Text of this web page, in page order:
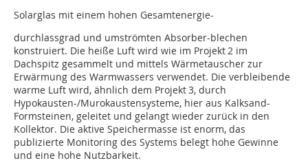
Solarglas mit einem hohen Gesamtenergie-
durchlassgrad und umströmten Absorber-blechen
konstruiert. Die heiße Luft wird wie im Projekt 2 im
Dachspitz gesammelt und mittels Wärmetauscher zur
Erwärmung des Warmwassers verwendet. Die verbleibende
warme Luft wird, ähnlich dem Projekt 3, durch
Hypokausten-/Murokaustensysteme, hier aus Kalksand-
Formsteinen, geleitet und gelangt wieder zurück in den
Kollektor. Die aktive Speichermasse ist enorm, das
publizierte Monitoring des Systems belegt hohe Gewinne
und eine hohe Nutzbarkeit.